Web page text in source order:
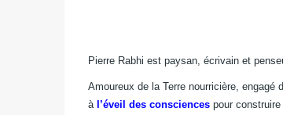
Pierre Rabhi est paysan, écrivain et
Amoureux de la Terre nourricière, engagé
à l’éveil des consciences pour